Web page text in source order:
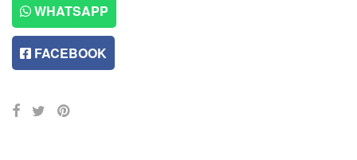
WHATSAPP
FACEBOOK